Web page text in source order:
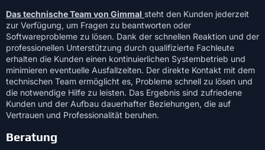
Das technische Team von Gimmal steht den Kunden jederzeit
zur Verfügung, um Fragen zu beantworten oder
Softwareprobleme zu lösen. Dank der schnellen Reaktion und der
professionellen Unterstützung durch qualifizierte Fachleute
erhalten die Kunden einen kontinuierlichen Systembetrieb und
minimieren eventuelle Ausfallzeiten. Der direkte Kontakt mit dem
technischen Team ermöglicht es, Probleme schnell zu lösen und
die notwendige Hilfe zu leisten. Das Ergebnis sind zufriedene
Kunden und der Aufbau dauerhafter Beziehungen, die auf
Vertrauen und Professionalität beruhen.
Beratung